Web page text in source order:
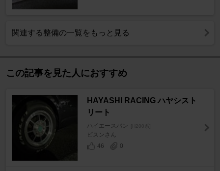
関連する整備の一覧をもっと見る
この記事を見た人におすすめ
HAYASHI RACING ハヤシスト
リート
ハイエースバン [H200系]
ピスンさん
46
0